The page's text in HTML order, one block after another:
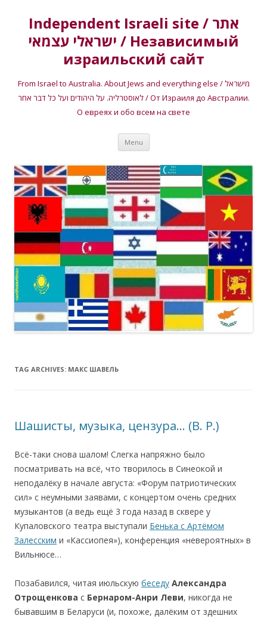
Independent Israeli site / אתר
ישראלי עצמאי / Независимый
израильский сайт
From Israel to Australia. About Jews and everything else / מישראל
לאוסטרליה. על היהודים ועל כל דבר אחר / От Израиля до Австралии.
О евреях и обо всем на свете
Menu Skip
content
TAG ARCHIVES: МАКС ШАВЕЛЬ
Шашисты, музыка, цензура… (В. Р.)
Всё-таки снова шалом! Слегка напряжно было
посматривать на всё, что творилось в Синеокой и
неподалёку в начале августа: «Форум патриотических
сил» с неумными заявами, с концертом очень средних
музыкантов (а ведь ещё 3 года назад в сквере у
Купаловского театра выступали Бенька с Артёмом
Залесским и «Кассиопея»), конференция «невероятных» в
Вильнюсе…
Позабавился, читая июльскую беседу Александра
Отрощенкова с Бернаром-Анри Леви, никогда не
бывавшим в Беларуси (и, похоже, далёким от здешних